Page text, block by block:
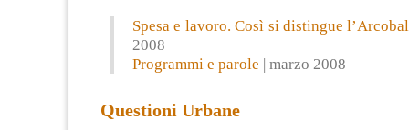
Spesa e lavoro. Così si distingue
2008
Programmi e parole | marzo 2008
Questioni Urbane